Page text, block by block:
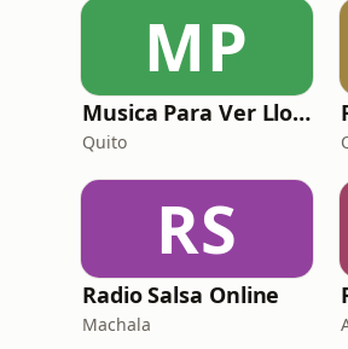
MP
Musica Para Ver Llover
Quito
RS
Radio Salsa Online
Machala